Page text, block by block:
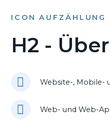
ICON AUFZÄHLUNG
H2 -
Website-, Mobile-
Web- und Web-